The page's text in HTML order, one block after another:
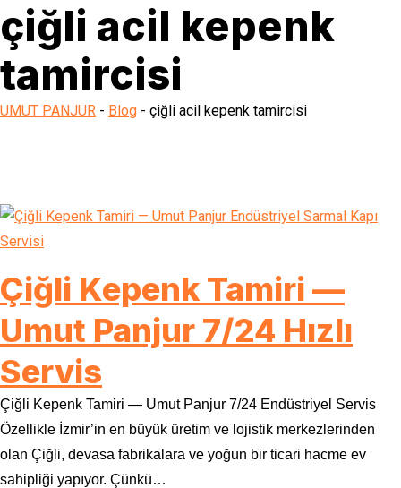
çiğli acil kepenk
tamircisi
UMUT PANJUR - Blog - çiğli acil kepenk tamircisi
Çiğli Kepenk Tamiri —
Umut Panjur 7/24 Hızlı
Servis
Çiğli Kepenk Tamiri — Umut Panjur 7/24 Endüstriyel Servis
Özellikle İzmir’in en büyük üretim ve lojistik merkezlerinden
olan Çiğli, devasa fabrikalara ve yoğun bir ticari hacme ev
sahipliği yapıyor. Çünkü…